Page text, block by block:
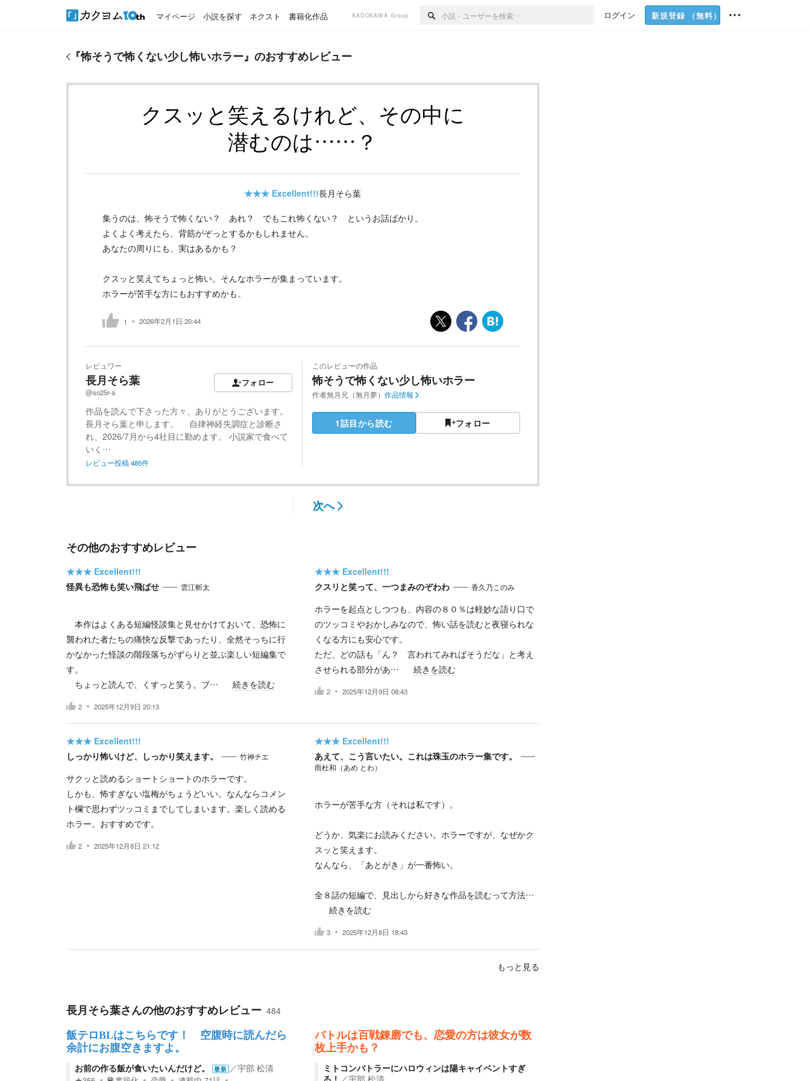
マイページ 小説を探す ネクスト 書籍化作品 KADOKAWA Group ログイン 新規登録 （無料）
『怖そうで怖くない少し怖いホラー』のおすすめレビュー
クスッと笑えるけれど、その中に
潜むのは……？
★★★ Excellent!!!長月そら葉
集うのは、怖そうで怖くない？ あれ？ でもこれ怖くない？ というお話ばかり。
よくよく考えたら、背筋がぞっとするかもしれません。
あなたの周りにも、実はあるかも？
クスッと笑えてちょっと怖い。そんなホラーが集まっています。
ホラーが苦手な方にもおすすめかも。
1 2026年2月1日 20:44
レビュワー
長月そら葉
@so25r-a
フォロー
作品を読んで下さった方々、ありがとうございます。
長月そら葉と申します。 自律神経失調症と診断さ
れ、2026/7月から4社目に勤めます。 小説家で食べて
いく…
レビュー投稿485件
このレビューの作品
怖そうで怖くない少し怖いホラー
作者無月兄（無月夢） 作品情報
1話目から読む フォロー
次へ
その他のおすすめレビュー
★★★ Excellent!!!
怪異も恐怖も笑い飛ばせ
雲江斬太
本作はよくある短編怪談集と見せかけておいて、恐怖に
襲われた者たちの痛快な反撃であったり、全然そっちに行
かなかった怪談の階段落ちがずらりと並ぶ楽しい短編集で
す。
ちょっと読んで、くすっと笑う。ブ…
続きを読む
2 2025年12月9日 20:13
★★★ Excellent!!!
クスリと笑って、一つまみのぞわわ
香久乃このみ
ホラーを起点としつつも、内容の８０％は軽妙な語り口で
のツッコミやおかしみなので、怖い話を読むと夜寝られな
くなる方にも安心です。
ただ、どの話も「ん？ 言われてみればそうだな」と考え
させられる部分があ…
続きを読む
2 2025年12月9日 08:43
★★★ Excellent!!!
しっかり怖いけど、しっかり笑えます。
竹神チエ
サクッと読めるショートショートのホラーです。
しかも、怖すぎない塩梅がちょうどいい。なんならコメン
ト欄で思わずツッコミまでしてしまいます。楽しく読める
ホラー。おすすめです。
2 2025年12月8日 21:12
★★★ Excellent!!!
あえて、こう言いたい。これは珠玉のホラー集です。
雨杜和（あめ とわ）
ホラーが苦手な方（それは私です）。
どうか、気楽にお読みください。ホラーですが、なぜかク
スッと笑えます。
なんなら、「あとがき」が一番怖い。
全８話の短編で、見出しから好きな作品を読むって方法…
続きを読む
3 2025年12月8日 18:43
もっと見る
長月そら葉さんの他のおすすめレビュー 484
飯テロBLはこちらです！ 空腹時に読んだら
余計にお腹空きますよ。
お前の作る飯が食いたいんだけど。
最新 ／宇部 松清
バトルは百戦錬磨でも、恋愛の方は彼女が数
枚上手かも？
ミトコンバトラーにハロウィンは陽キャイベントすぎ
る！ ／宇部 松清